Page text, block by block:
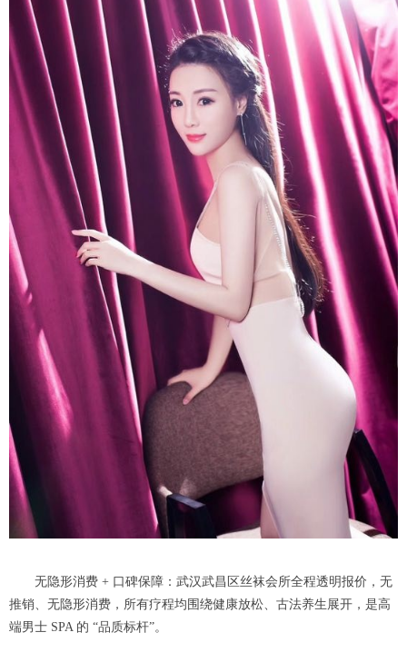
无隐形消费 + 口碑保障：武汉武昌区丝袜会所全程透明报价，无
推销、无隐形消费，所有疗程均围绕健康放松、古法养生展开，是高
端男士 SPA 的 “品质标杆”。